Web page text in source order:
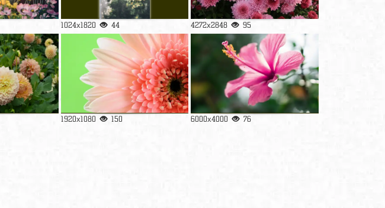
1024x1820 44 4272x2848 95
1920x1080 150 6000x4000 76